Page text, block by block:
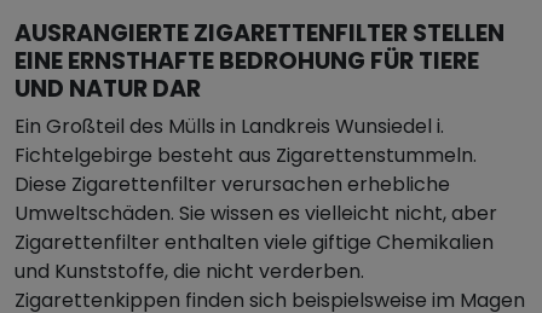
AUSRANGIERTE ZIGARETTENFILTER STELLEN
EINE ERNSTHAFTE BEDROHUNG FÜR TIERE
UND NATUR DAR
Ein Großteil des Mülls in Landkreis Wunsiedel i.
Fichtelgebirge besteht aus Zigarettenstummeln.
Diese Zigarettenfilter verursachen erhebliche
Umweltschäden. Sie wissen es vielleicht nicht, aber
Zigarettenfilter enthalten viele giftige Chemikalien
und Kunststoffe, die nicht verderben.
Zigarettenkippen finden sich beispielsweise im Magen